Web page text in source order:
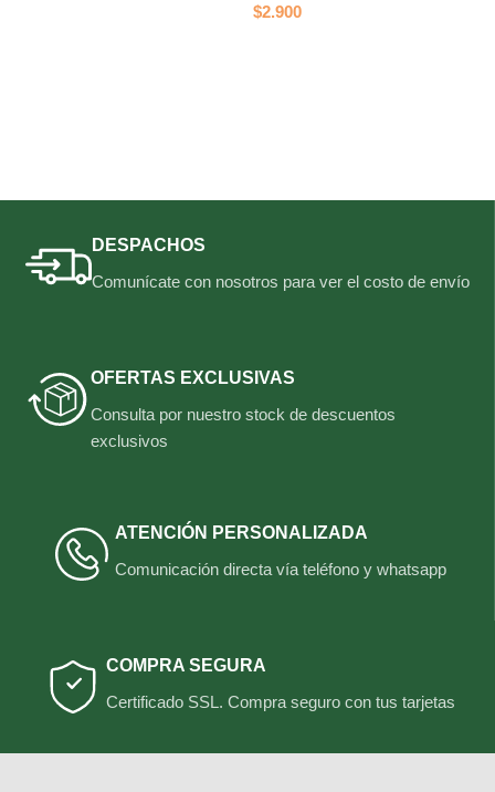
$2.900
DESPACHOS
Comunícate con nosotros para ver el costo de envío
OFERTAS EXCLUSIVAS
Consulta por nuestro stock de descuentos
exclusivos
ATENCIÓN PERSONALIZADA
Comunicación directa vía teléfono y whatsapp
COMPRA SEGURA
Certificado SSL. Compra seguro con tus tarjetas